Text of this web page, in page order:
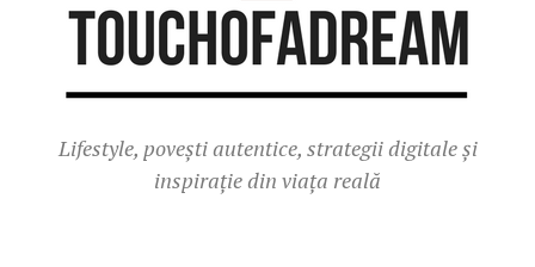
Lifestyle, povești autentice, strategii digitale și
inspirație din viața reală